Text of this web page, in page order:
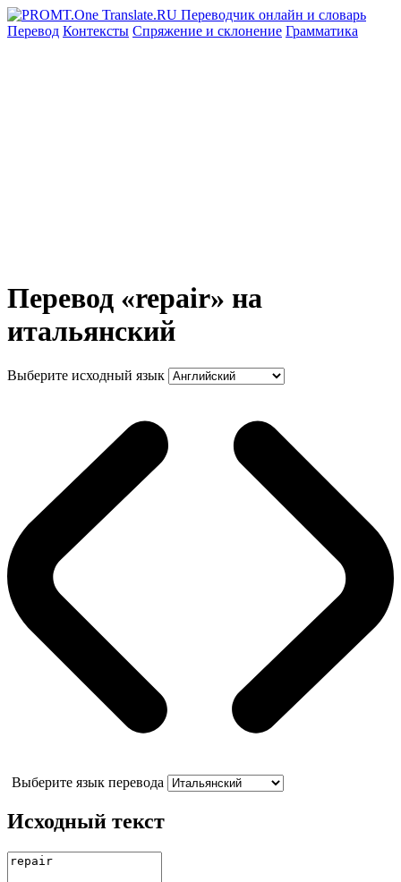
Перевод Контексты Спряжение и склонение Грамматика
Перевод «repair» на
итальянский
Выберите исходный язык
Выберите язык перевода
Исходный текст